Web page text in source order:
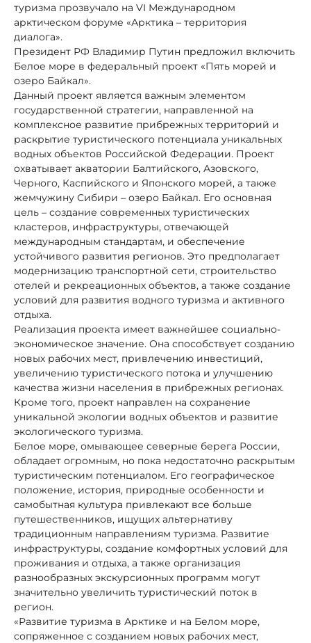
туризма прозвучало на VI Международном
арктическом форуме «Арктика – территория
диалога».
Президент РФ Владимир Путин предложил включить
Белое море в федеральный проект «Пять морей и
озеро Байкал».
Данный проект является важным элементом
государственной стратегии, направленной на
комплексное развитие прибрежных территорий и
раскрытие туристического потенциала уникальных
водных объектов Российской Федерации. Проект
охватывает акватории Балтийского, Азовского,
Черного, Каспийского и Японского морей, а также
жемчужину Сибири – озеро Байкал. Его основная
цель – создание современных туристических
кластеров, инфраструктуры, отвечающей
международным стандартам, и обеспечение
устойчивого развития регионов. Это предполагает
модернизацию транспортной сети, строительство
отелей и рекреационных объектов, а также создание
условий для развития водного туризма и активного
отдыха.
Реализация проекта имеет важнейшее социально-
экономическое значение. Она способствует созданию
новых рабочих мест, привлечению инвестиций,
увеличению туристического потока и улучшению
качества жизни населения в прибрежных регионах.
Кроме того, проект направлен на сохранение
уникальной экологии водных объектов и развитие
экологического туризма.
Белое море, омывающее северные берега России,
обладает огромным, но пока недостаточно раскрытым
туристическим потенциалом. Его географическое
положение, история, природные особенности и
самобытная культура привлекают все больше
путешественников, ищущих альтернативу
традиционным направлениям туризма. Развитие
инфраструктуры, создание комфортных условий для
проживания и отдыха, а также организация
разнообразных экскурсионных программ могут
значительно увеличить туристический поток в
регион.
«Развитие туризма в Арктике и на Белом море,
сопряженное с созданием новых рабочих мест,